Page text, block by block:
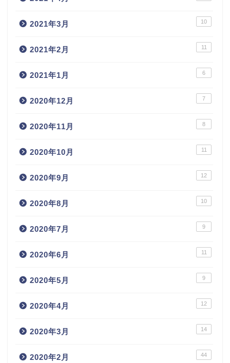
2021年3月 10
2021年2月 11
2021年1月 6
2020年12月 7
2020年11月 8
2020年10月 11
2020年9月 12
2020年8月 10
2020年7月 9
2020年6月 11
2020年5月 9
2020年4月 12
2020年3月 14
2020年2月 44